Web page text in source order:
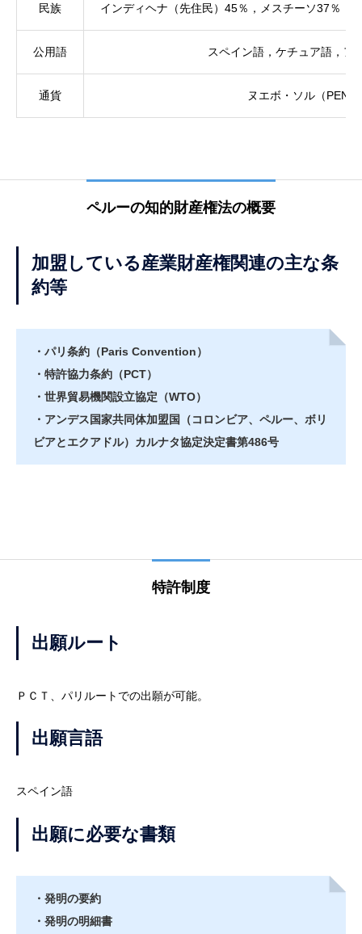
民族 インディヘナ（先住民）45％，メスチーソ37％，
公用語 スペイン語，ケチュア語，ア
通貨 ヌエボ・ソル（PEN）
ペルーの知的財産権法の概要
加盟している産業財産権関連の主な条
約等
・パリ条約（Paris Convention）
・特許協力条約（PCT）
・世界貿易機関設立協定（WTO）
・アンデス国家共同体加盟国（コロンビア、ペルー、ボリ
ビアとエクアドル）カルナタ協定決定書第486号
特許制度
出願ルート
ＰＣＴ、パリルートでの出願が可能。
出願言語
スペイン語
出願に必要な書類
・発明の要約
・発明の明細書